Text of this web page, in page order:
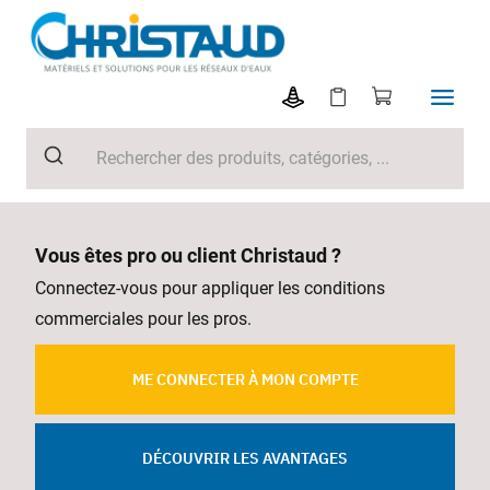
Vous êtes pro ou client Christaud ?
Connectez-vous pour appliquer les conditions
commerciales pour les pros.
ME CONNECTER À MON COMPTE
DÉCOUVRIR LES AVANTAGES